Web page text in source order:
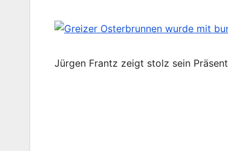
Jürgen Frantz zeigt stolz sein Präsent